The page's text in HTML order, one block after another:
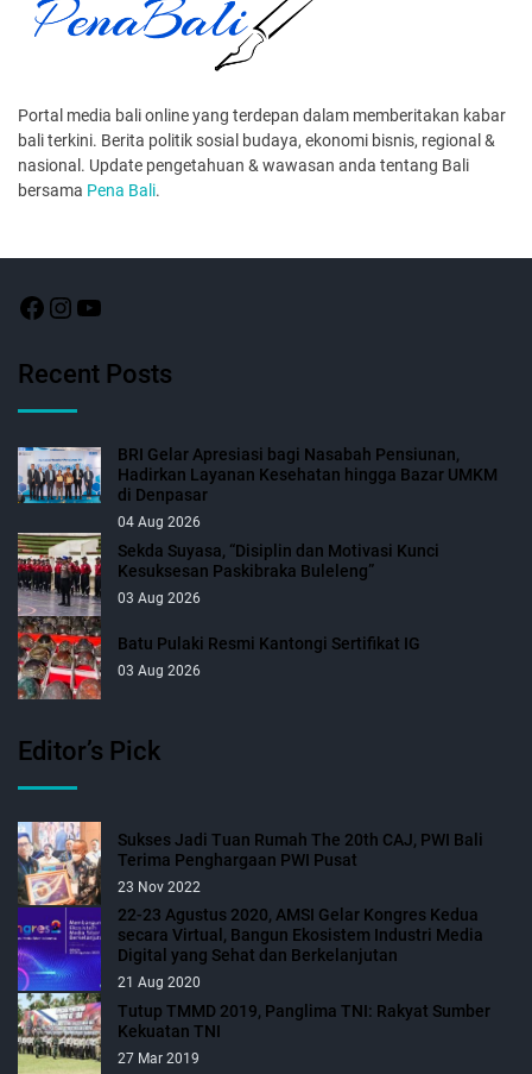
Portal media bali online yang terdepan dalam memberitakan kabar
bali terkini. Berita politik sosial budaya, ekonomi bisnis, regional &
nasional. Update pengetahuan & wawasan anda tentang Bali
bersama Pena Bali.
Recent Posts
BRI Gelar Apresiasi bagi Nasabah Pensiunan,
Hadirkan Layanan Kesehatan hingga Bazar UMKM
di Denpasar
04 Aug 2026
Sekda Suyasa, “Disiplin dan Motivasi Kunci
Kesuksesan Paskibraka Buleleng”
03 Aug 2026
Batu Pulaki Resmi Kantongi Sertifikat IG
03 Aug 2026
Editor’s Pick
Sukses Jadi Tuan Rumah The 20th CAJ, PWI Bali
Terima Penghargaan PWI Pusat
23 Nov 2022
22-23 Agustus 2020, AMSI Gelar Kongres Kedua
secara Virtual, Bangun Ekosistem Industri Media
Digital yang Sehat dan Berkelanjutan
21 Aug 2020
Tutup TMMD 2019, Panglima TNI: Rakyat Sumber
Kekuatan TNI
27 Mar 2019